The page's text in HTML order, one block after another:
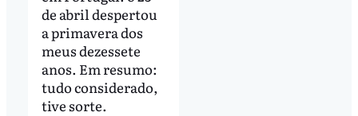
de abril despertou
a primavera dos
meus dezessete
anos. Em resumo:
tudo considerado,
tive sorte.